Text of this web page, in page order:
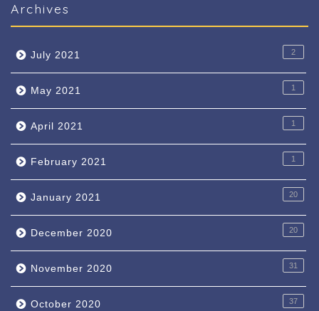
Archives
July 2021 2
May 2021 1
April 2021 1
February 2021 1
January 2021 20
December 2020 20
November 2020 31
October 2020 37